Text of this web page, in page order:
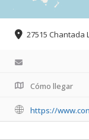
27515 Chantada
Cómo llegar
https://